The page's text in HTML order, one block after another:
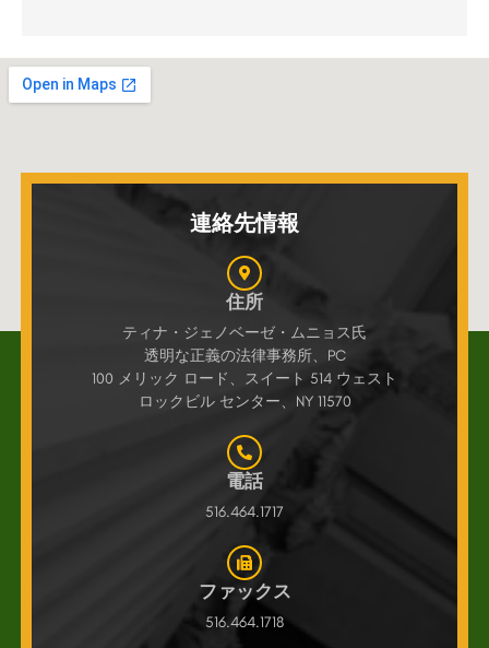
連絡先情報
住所
ティナ・ジェノベーゼ・ムニョス氏
透明な正義の法律事務所、PC
100 メリック ロード、スイート 514 ウェスト
ロックビル センター、NY 11570
電話
516.464.1717
ファックス
516.464.1718